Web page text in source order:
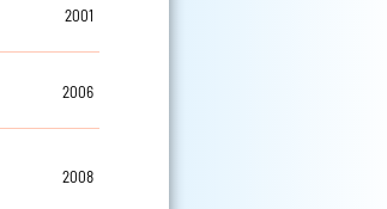
2001
2006
2008